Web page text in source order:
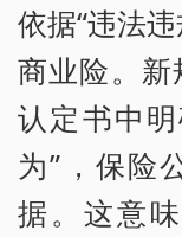
依据“违法
商业险。
认定书中
为”，保险
据。这意